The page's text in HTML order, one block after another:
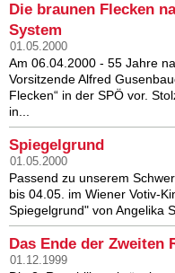
Die braunen Flecken
System
01.05.2000
Am 06.04.2000 - 55 Jahre
Vorsitzende Alfred
Flecken“ in der SPÖ vor.
in...
Spiegelgrund
01.05.2000
Passend zu unserem
bis 04.05. im Wiener Votiv-
Spiegelgrund" von Angelika
Das Ende der Zweiten
01.12.1999